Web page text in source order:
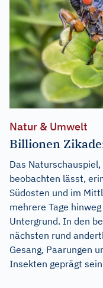
Natur & Umwelt
Billionen
Das
beobachten lässt,
Südosten und im
mehrere Tage
Untergrund. In den
nächsten rund
Gesang, Paarungen
Insekten geprägt